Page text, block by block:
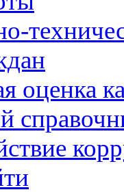
оценка